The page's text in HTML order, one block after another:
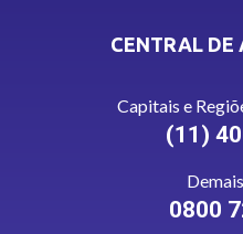
CENTRAL DE
Capitais e
(11)
0800